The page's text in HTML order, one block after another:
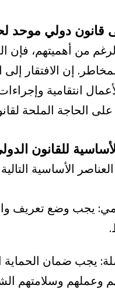
قانون دولي موحد
من أهميتهم، فإن
إن الافتقار إلى
انتقامية
للقانون
يجب وضع تعريف
يجب ضمان
وعملهم وسلامتهم